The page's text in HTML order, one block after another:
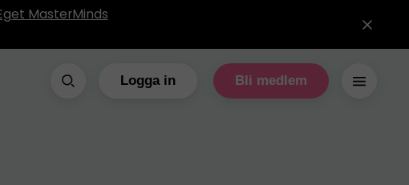
MasterMinds
Logga in Bli medlem